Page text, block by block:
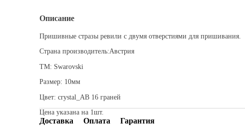
Описание
Пришивные стразы ревили с двумя отверстиями для пришивания.
Страна производитель:Австрия
ТМ: Swarovski
Размер: 10мм
Цвет: crystal_AB 16 граней
Цена указана на 1шт.
Доставка Оплата Гарантия